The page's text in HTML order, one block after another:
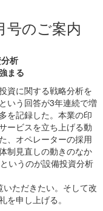
号のご案内
析
まる
資に関する戦略分析を
いう回答が3年連続で増
を記録した。本業の印
ービスを立ち上げる動
、オペレーターの採用
制見直しの動きのなか
いうのが設備投資分析
ただきたい。そして改
申し上げる。